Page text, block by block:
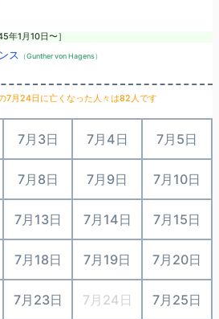
年1月10日〜］
ス （Gunther von Hagens）
7月24日に亡くなった人々は82人です
7月3日 7月4日 7月5日
7月8日 7月9日 7月10日
7月13日 7月14日 7月15日
7月18日 7月19日 7月20日
7月23日 7月24日 7月25日